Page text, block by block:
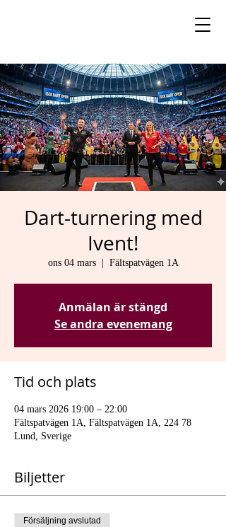
Dart-turnering med
Ivent!
ons 04 mars
  |
Fältspatvägen 1A
Anmälan är stängd
Se andra evenemang
Tid och plats
04 mars 2026 19:00 – 22:00
Fältspatvägen 1A, Fältspatvägen 1A, 224 78
Lund, Sverige
Biljetter
Försäljning avslutad